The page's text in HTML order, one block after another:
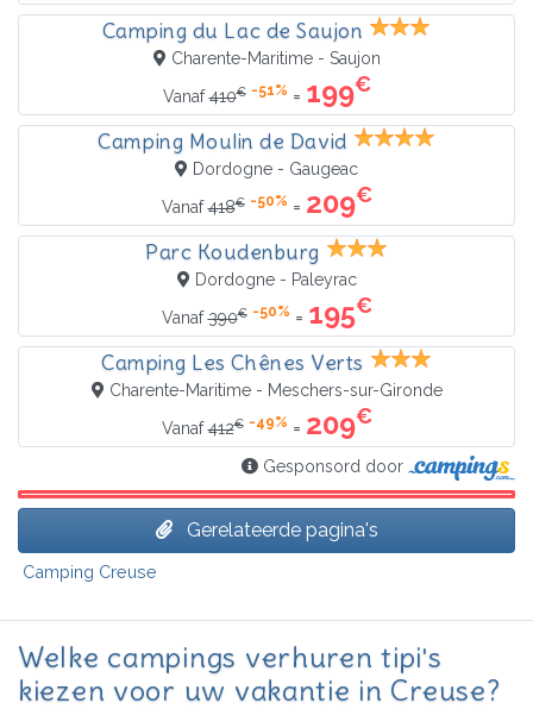
Camping du Lac de Saujon
Charente-Maritime - Saujon
Vanaf410€ -51% = 199€
Camping Moulin de David
Dordogne - Gaugeac
Vanaf418€ -50% = 209€
Parc Koudenburg
Dordogne - Paleyrac
Vanaf390€ -50% = 195€
Camping Les Chênes Verts
Charente-Maritime - Meschers-sur-Gironde
Vanaf412€ -49% = 209€
Gesponsord door
Gerelateerde pagina's
Camping Creuse
Welke campings verhuren tipi's
kiezen voor uw vakantie in Creuse?